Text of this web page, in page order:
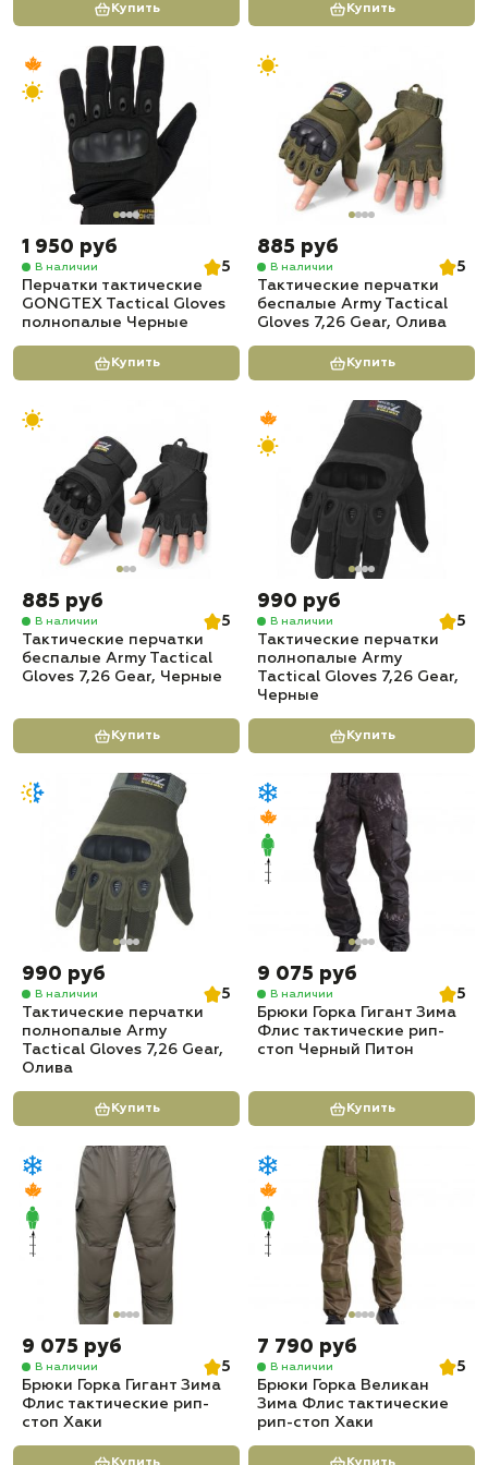
Купить Купить
1 950 руб
В наличии
5
Перчатки тактические
GONGTEX Tactical Gloves
полнопалые Черные
Купить
885 руб
В наличии
5
Тактические перчатки
беспалые Army Tactical
Gloves 7,26 Gear, Олива
Купить
885 руб
В наличии
5
Тактические перчатки
беспалые Army Tactical
Gloves 7,26 Gear, Черные
Купить
990 руб
В наличии
5
Тактические перчатки
полнопалые Army
Tactical Gloves 7,26 Gear,
Черные
Купить
990 руб
В наличии
5
Тактические перчатки
полнопалые Army
Tactical Gloves 7,26 Gear,
Олива
Купить
9 075 руб
В наличии
5
Брюки Горка Гигант Зима
Флис тактические рип-
стоп Черный Питон
Купить
9 075 руб
В наличии
5
Брюки Горка Гигант Зима
Флис тактические рип-
стоп Хаки
Купить
7 790 руб
В наличии
5
Брюки Горка Великан
Зима Флис тактические
рип-стоп Хаки
Купить